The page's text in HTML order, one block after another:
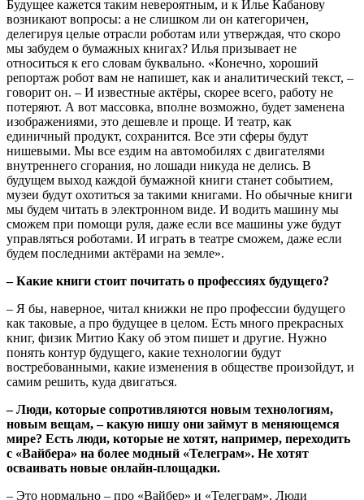
Будущее кажется таким невероятным, и к Илье Кабанову
возникают вопросы: а не слишком ли он категоричен,
делегируя целые отрасли роботам или утверждая, что скоро
мы забудем о бумажных книгах? Илья призывает не
относиться к его словам буквально. «Конечно, хороший
репортаж робот вам не напишет, как и аналитический текст, –
говорит он. – И известные актёры, скорее всего, работу не
потеряют. А вот массовка, вполне возможно, будет заменена
изображениями, это дешевле и проще. И театр, как
единичный продукт, сохранится. Все эти сферы будут
нишевыми. Мы все ездим на автомобилях с двигателями
внутреннего сгорания, но лошади никуда не делись. В
будущем выход каждой бумажной книги станет событием,
музеи будут охотиться за такими книгами. Но обычные книги
мы будем читать в электронном виде. И водить машину мы
сможем при помощи руля, даже если все машины уже будут
управляться роботами. И играть в театре сможем, даже если
будем последними актёрами на земле».
– Какие книги стоит почитать о профессиях будущего?
– Я бы, наверное, читал книжки не про профессии будущего
как таковые, а про будущее в целом. Есть много прекрасных
книг, физик Митио Каку об этом пишет и другие. Нужно
понять контур будущего, какие технологии будут
востребованными, какие изменения в обществе произойдут, и
самим решить, куда двигаться.
– Люди, которые сопротивляются новым технологиям,
новым вещам, – какую нишу они займут в меняющемся
мире? Есть люди, которые не хотят, например, переходить
с «Вайбера» на более модный «Телеграм». Не хотят
осваивать новые онлайн-площадки.
– Это нормально – про «Вайбер» и «Телеграм». Люди